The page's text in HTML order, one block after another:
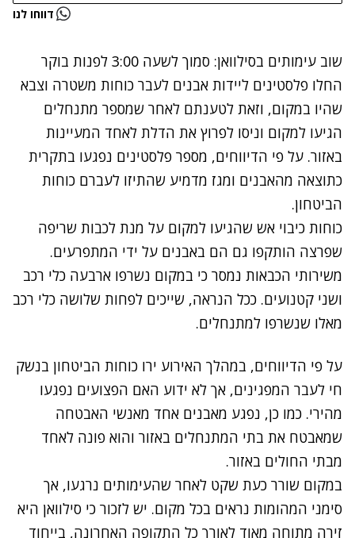
נתקלנו בבעיה דווחו לנו
שוב עימותים בסילוואן: סמוך לשעה 3:00 לפנות בוקר
החלו פלסטינים ליידות אבנים לעבר כוחות משטרה וצבא
שהיו במקום, וזאת לטענתם לאחר שמספר מתנחלים
הגיעו למקום וניסו לפרוץ את הדלת לאחד המעיינות
באזור. על פי הדיווחים, מספר פלסטינים נפגעו בתקרית
כתוצאה מהאבנים ומגז מדמיע שהתיזו לעברם כוחות
הביטחון.
כוחות כיבוי אש שהגיעו למקום על מנת לכבות שריפה
שפרצה הותקפו גם הם באבנים על ידי המתפרעים.
משירותי הכבאות נמסר כי במקום נשרפו ארבעה כלי רכב
ושני קטנועים. ככל הנראה, שייכים לפחות שלושה כלי רכב
מאלו שנשרפו למתנחלים.
על פי הדיווחים, במהלך האירוע ירו כוחות הביטחון בנשק
חי לעבר המפגינים, אך לא ידוע האם הפצועים נפגעו
מהירי. כמו כן, נפגע מאבנים אחד מאנשי האבטחה
שמאבטח את בתי המתנחלים באזור והוא פונה לאחד
מבתי החולים באזור.
במקום שורר כעת שקט לאחר שהעימותים נרגעו, אך
סימני המהומות נראים בכל מקום. יש לזכור כי סילוואן היא
זירה מתוחה מאוד לאורך כל התקופה האחרונה, בייחוד